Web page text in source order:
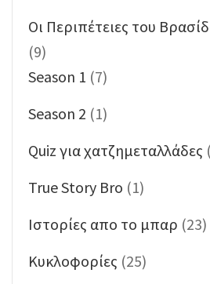
Oι Περιπέτειες του
(9)
Season 1 (7)
Season 2 (1)
Quiz για χατζημεταλλάδες
True Story Bro (1)
Ιστορίες απο το μπαρ (23)
Κυκλοφορίες (25)